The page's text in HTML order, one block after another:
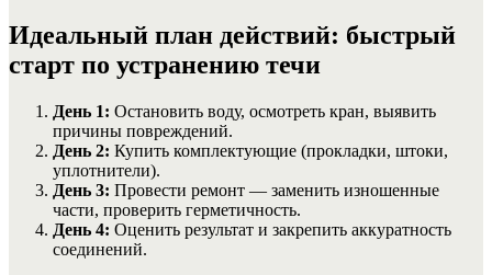
Идеальный план действий: быстрый
старт по устранению течи
День 1: Остановить воду, осмотреть кран, выявить
причины повреждений.
День 2: Купить комплектующие (прокладки, штоки,
уплотнители).
День 3: Провести ремонт — заменить изношенные
части, проверить герметичность.
День 4: Оценить результат и закрепить аккуратность
соединений.